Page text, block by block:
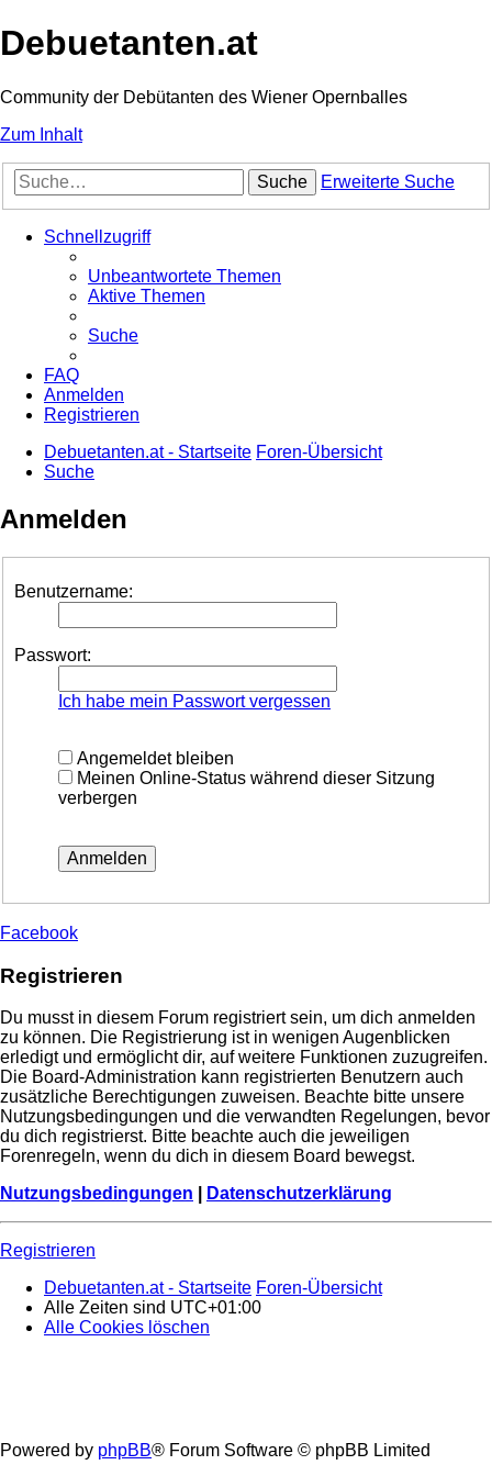
Debuetanten.at
Community der Debütanten des Wiener Opernballes
Zum Inhalt
Suche Erweiterte Suche
Schnellzugriff
Unbeantwortete Themen
Aktive Themen
Suche
FAQ
Anmelden
Registrieren
Debuetanten.at - Startseite Foren-Übersicht
Suche
Anmelden
Benutzername:
Passwort:
Ich habe mein Passwort vergessen
Angemeldet bleiben
Meinen Online-Status während dieser Sitzung
verbergen
Facebook
Registrieren
Du musst in diesem Forum registriert sein, um dich anmelden
zu können. Die Registrierung ist in wenigen Augenblicken
erledigt und ermöglicht dir, auf weitere Funktionen zuzugreifen.
Die Board-Administration kann registrierten Benutzern auch
zusätzliche Berechtigungen zuweisen. Beachte bitte unsere
Nutzungsbedingungen und die verwandten Regelungen, bevor
du dich registrierst. Bitte beachte auch die jeweiligen
Forenregeln, wenn du dich in diesem Board bewegst.
Nutzungsbedingungen
Datenschutzerklärung
Registrieren
Debuetanten.at - Startseite Foren-Übersicht
Alle Zeiten sind UTC+01:00
Alle Cookies löschen
Powered by phpBB® Forum Software © phpBB Limited